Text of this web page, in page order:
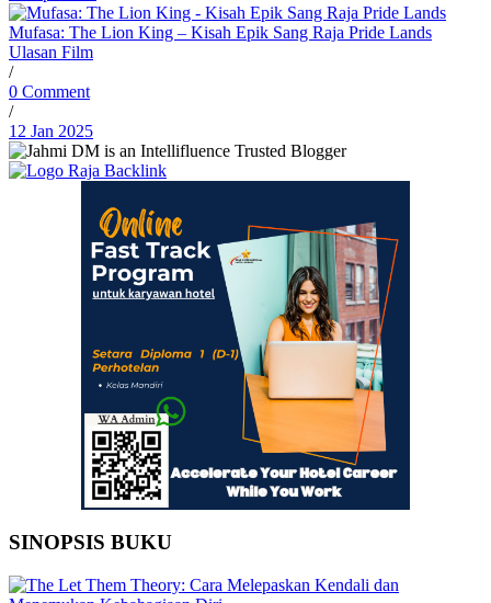
Mufasa: The Lion King – Kisah Epik Sang Raja Pride Lands
Ulasan Film
/
0 Comment
/
12 Jan 2025
SINOPSIS BUKU